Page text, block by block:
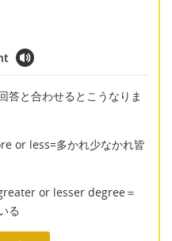
答と合わせるとこうなりま
or less=多かれ少なかれ皆
or lesser degree＝
る